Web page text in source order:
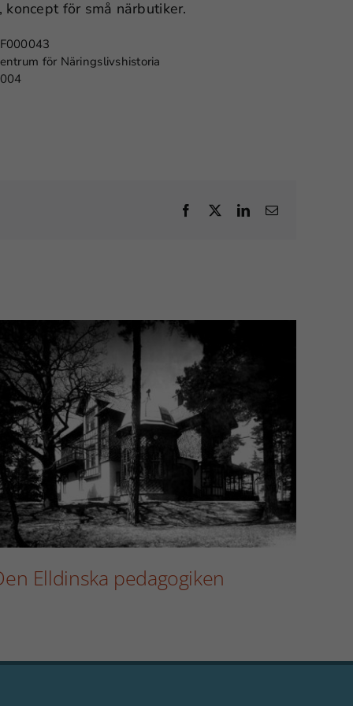
koncept för små närbutiker.
för Näringslivshistoria
Facebook
X LinkedIn
E-
Elldinska pedagogiken